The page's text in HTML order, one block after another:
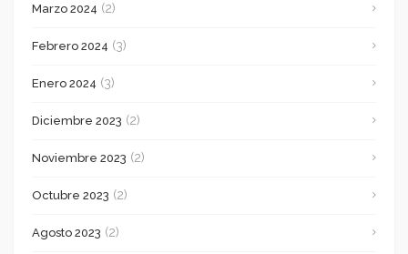
Marzo 2024 (2)
Febrero 2024 (3)
Enero 2024 (3)
Diciembre 2023 (2)
Noviembre 2023 (2)
Octubre 2023 (2)
Agosto 2023 (2)